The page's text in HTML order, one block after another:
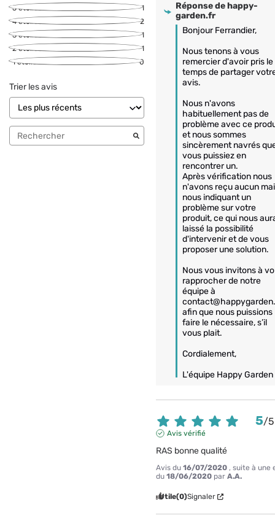
5étoiles
1
4étoiles
2
3étoiles
1
2étoiles
1
1étoile 0
Trier les avis
Réponse dehappy-
garden.fr
Bonjour Ferrandier,
Nous tenons à vous
remercier d'avoir pris le
temps de partager
avis.
Nous n'avons
habituellement pas de
problème avec ce
et nous sommes
sincèrement navrés
vous puissiez en
rencontrer un.
Après vérification nous
n'avons reçu aucun
nous indiquant un
problème sur votre
produit, ce qui nous
laissé la possibilité
d'intervenir et de vous
proposer une solution.
Nous vous invitons à
rapprocher de notre
équipe à
afin que nous puissions
faire le nécessaire, s’il
vous plait.
Cordialement,
L'équipe Happy Garden
5/5
Avis vérifié
RAS bonne qualité
Avis du16/07/2020 , suite à une
du18/06/2020 parA.A.
Utile(0)Signaler